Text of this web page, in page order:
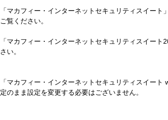
「マカフィー・インターネットセキュリティスイート
ご覧ください。
「マカフィー・インターネットセキュリティスイー
さい。
「マカフィー・インターネットセキュリティスイー
定のまま設定を変更する必要はございません。